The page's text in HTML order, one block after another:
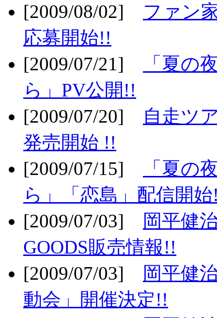
[2009/08/02] ファン
応募開始!!
[2009/07/21]
「夏の
ら」PV公開!!
[2009/07/20]
自走ツ
発売開始 !!
[2009/07/15]
「夏の
ら」「恋島」配信開
[2009/07/03]
岡平健
GOODS販売情報!!
[2009/07/03]
岡平健
動会」開催決定!!